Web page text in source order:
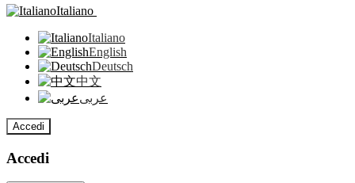
Italiano
Italiano
English
Deutsch
中文
عربى
Accedi
Accedi